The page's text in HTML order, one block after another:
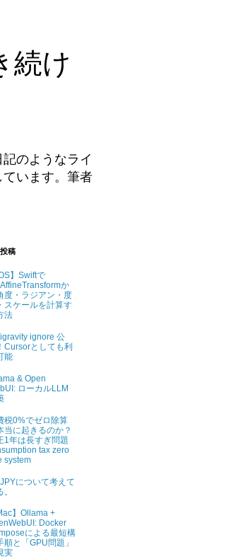
続け
のようなライ
います。筆者
稿
】Swiftで
か
度・ラジアン・度
スケールを計算す
法
ignore 公
Cursorとしても利
能
& Open
ローカルLLM
税0%でゼロ除算
当に起きるのか？
1年は長すぎ問題
tax zero
system
について考えて
】Ollama +
Docker
による最短構
順と「GPU問題」
実